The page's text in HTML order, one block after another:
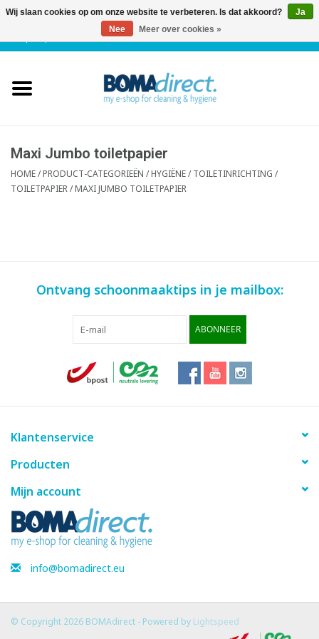
Klantenservice
Blog
Maxi Jumbo toiletpapier
HOME/PRODUCT-CATEGORIEËN /HYGIËNE / TOILETINRICHTING /
TOILETPAPIER/MAXI JUMBO TOILETPAPIER
Ontvang schoonmaaktips in je mailbox:
ABONNEER
Klantenservice
Producten
Mijn account
info@bomadirect.eu
© Copyright 2026 BOMAdirect - Powered by Lightspeed
Wij slaan cookies op om onze website te verbeteren. Is dat akkoord?
Ja
Nee
Meer over cookies »